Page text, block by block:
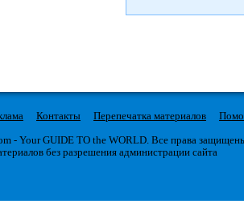
Контакты Перепечатка материалов
- Your GUIDE TO the WORLD. Все права
без разрешения администрации сайта